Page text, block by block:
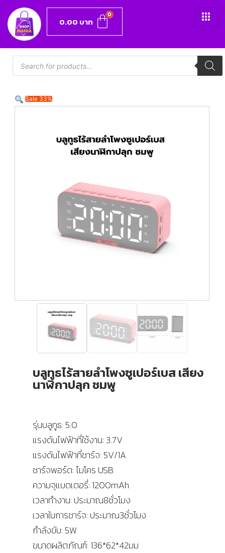
0.00 บาท
Sale 33%
บลูทูธไร้สายลำโพงซูเปอร์เบส เสียง
นาฬิกาปลุก ชมพู
รุ่นบลูทูธ: 5.0
แรงดันไฟฟ้าที่ใช้งาน: 3.7V
แรงดันไฟฟ้าที่ชาร์จ: 5V/1A
ชาร์จพอร์ต: ไมโคร USB
ความจุแบตเตอรี่: 1200mAh
เวลาทำงาน: ประมาณ8ชั่วโมง
เวลาในการชาร์จ: ประมาณ3ชั่วโมง
กำลังขับ: 5W
ขนาดผลิตภัณฑ์: 136*62*42มม